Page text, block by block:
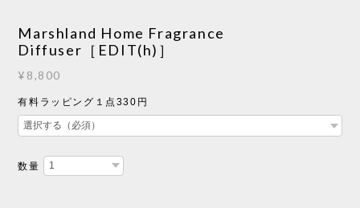
Marshland Home Fragrance
Diffuser［EDIT(h)］
¥8,800
有料ラッピング１点330円
数量